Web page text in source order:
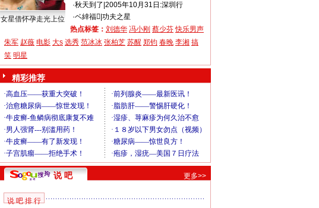
女星借怀孕走光上位
·秋天到了 2005年10月31日:深圳行
·ベ緈福 功夫之星
热点标签： 刘德华 冯小刚 蔡少芬 快乐男声
朱军 赵薇 电影 大s 选秀 范冰冰 张柏芝 苏醒 郑钧 春晚 李湘 搞
笑 明星
精彩推荐
说 吧 更多>>
说 吧 排 行